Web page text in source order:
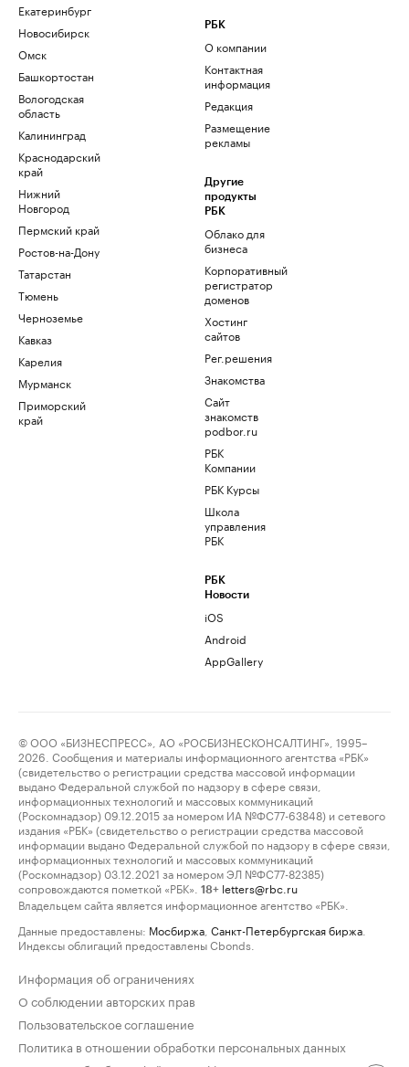
Екатеринбург
Новосибирск
Омск
Башкортостан
Вологодская
область
Калининград
Краснодарский
край
Нижний
Новгород
Пермский край
Ростов-на-Дону
Татарстан
Тюмень
Черноземье
Кавказ
Карелия
Мурманск
Приморский
край
РБК
О компании
Контактная
информация
Редакция
Размещение
рекламы
Другие
продукты
РБК
Облако для
бизнеса
Корпоративный
регистратор
доменов
Хостинг
сайтов
Рег.решения
Знакомства
Сайт
знакомств
podbor.ru
РБК
Компании
РБК Курсы
Школа
управления
РБК
РБК
Новости
iOS
Android
AppGallery
© ООО «БИЗНЕСПРЕСС», АО «РОСБИЗНЕСКОНСАЛТИНГ», 1995–
2026. Сообщения и материалы информационного агентства «РБК»
(свидетельство о регистрации средства массовой информации
выдано Федеральной службой по надзору в сфере связи,
информационных технологий и массовых коммуникаций
(Роскомнадзор) 09.12.2015 за номером ИА №ФС77-63848) и сетевого
издания «РБК» (свидетельство о регистрации средства массовой
информации выдано Федеральной службой по надзору в сфере связи,
информационных технологий и массовых коммуникаций
(Роскомнадзор) 03.12.2021 за номером ЭЛ №ФС77-82385)
сопровождаются пометкой «РБК».
18+ letters@rbc.ru
Владельцем сайта является информационное агентство «РБК».
Данные предоставлены: Мосбиржа Санкт-Петербургская биржа
Индексы облигаций предоставлены Cbonds.
Информация об ограничениях
О соблюдении авторских прав
Пользовательское соглашение
Политика в отношении обработки персональных данных